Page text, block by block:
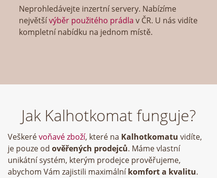
Neprohledávejte inzertní servery. Nabízíme
největšívýběr použitého prádla v ČR. U nás vidíte
kompletní nabídku na jednom místě.
Jak Kalhotkomat funguje?
Veškerévoňavé zboží, které na Kalhotkomatu vidíte,
je pouze od ověřených prodejců. Máme vlastní
unikátní systém, kterým prodejce prověřujeme,
abychom Vám zajistili maximálníkomfort a kvalitu.